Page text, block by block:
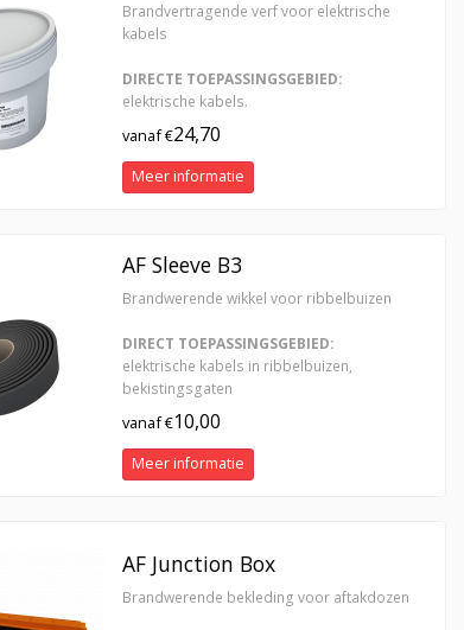
Brandvertragende verf voor elektrische
kabels
DIRECTE TOEPASSINGSGEBIED:
elektrische kabels.
vanaf €24,70
Meer informatie
AF Sleeve B3
Brandwerende wikkel voor ribbelbuizen
DIRECT TOEPASSINGSGEBIED:
elektrische kabels in ribbelbuizen,
bekistingsgaten
vanaf €10,00
Meer informatie
AF Junction Box
Brandwerende bekleding voor aftakdozen